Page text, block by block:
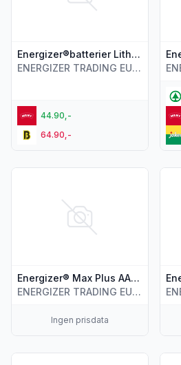
Energizer®batterier Lithium 2 pk
ENERGIZER TRADING EUROPE B.V.
44.90,-
64.90,-
Energizer® Max Plus AAA-batterier
ENERGIZER TRADING EUROPE B.V.
Ingen prisdata